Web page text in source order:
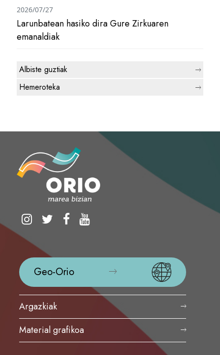
Larunbatean hasiko dira Gure Zirkuaren
emanaldiak
2026/07/27
Albiste guztiak
Hemeroteka
Geo-Orio
Argazkiak
Material grafikoa